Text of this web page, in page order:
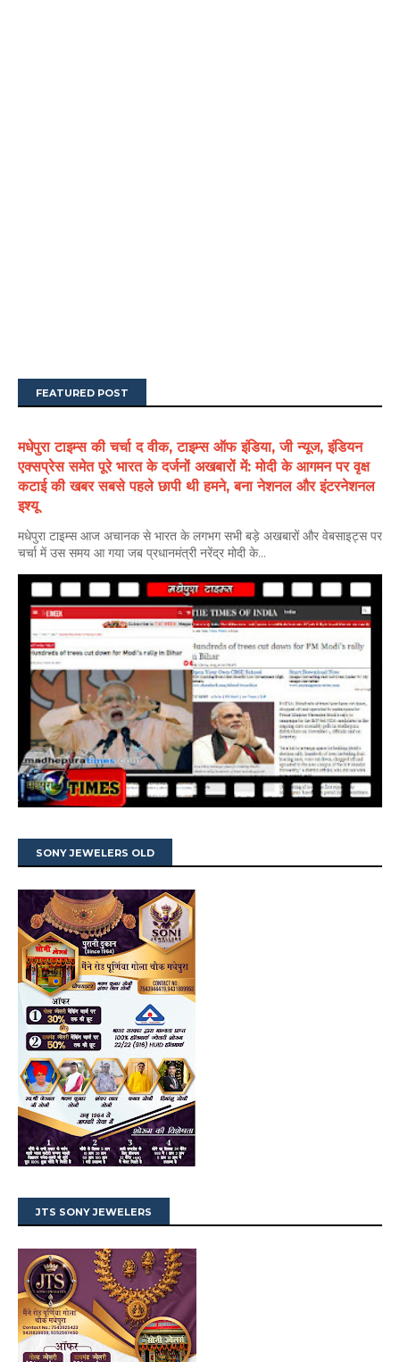
FEATURED POST
मधेपुरा टाइम्स की चर्चा द वीक, टाइम्स ऑफ इंडिया, जी न्यूज, इंडियन
एक्सप्रेस समेत पूरे भारत के दर्जनों अखबारों में: मोदी के आगमन पर वृक्ष
कटाई की खबर सबसे पहले छापी थी हमने, बना नेशनल और इंटरनेशनल
इश्यू
मधेपुरा टाइम्स आज अचानक से भारत के लगभग सभी बड़े अखबारों और वेबसाइट्स पर
चर्चा में उस समय आ गया जब प्रधानमंत्री नरेंद्र मोदी के...
SONY JEWELERS OLD
JTS SONY JEWELERS